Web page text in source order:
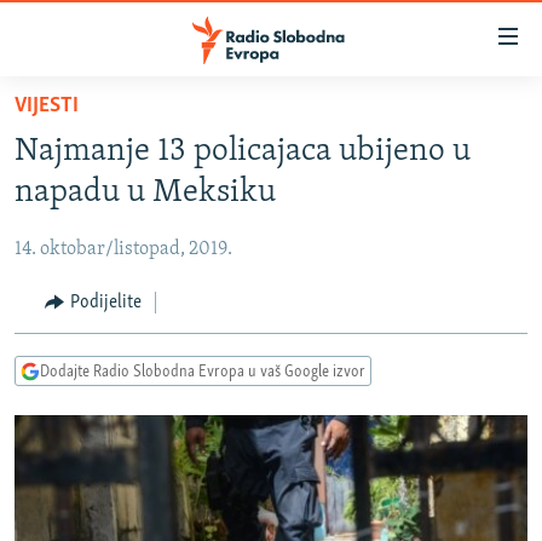
Pređite
glavni
sadržaj
Pređite
na
navigaciju
Pređite
na
BOSNA I HERCEGOVINA
SRBIJA
KOSOVO
CRNA GORA
VIDEO
FOTOGALERIJE
INFOGRAFIKE
PODCASTI
RAT U UKRAJINI
KINA NA BALKANU
RSE PRIČE IZ SVIJETA
VIJESTI
Najmanje 13 policajaca ubijeno u
napadu u Meksiku
14. oktobar/listopad, 2019.
Podijelite
Dodajte Radio Slobodna Evropa u vaš Google izvor